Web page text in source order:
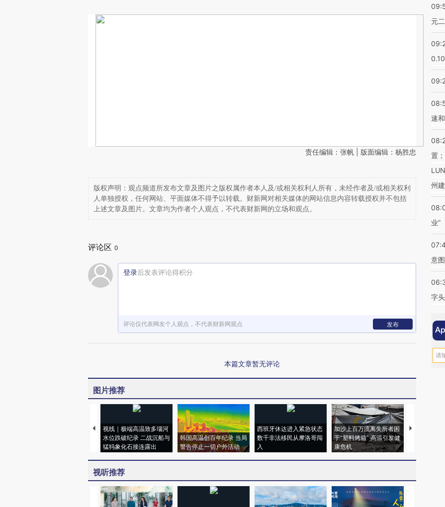
责任编辑：张帆 | 版面编辑：杨胜忠
版权声明：观点频道所发布文章及图片之版权属作者本人及/或相关权利人所有，未经作者及/或相关权利
人单独授权，任何网站、平面媒体不得予以转载。财新网对相关媒体的网站信息内容转载授权并不包括
上述文章及图片。文章均为作者个人观点，不代表财新网的立场和观点。
评论区 0
登录后发表评论得积分
评论仅代表网友个人观点，不代表财新网观点 发布
本篇文章暂无评论
图片推荐
视线｜极端高温致多瑙河
水位跌破纪录 二战沉船与
猛犸象化石接连露出
韩国高温创百年纪录 当局
警告停止一切户外活动
西班牙休达进入紧急状态
数千非法移民从摩洛哥闯
入
加沙上百万流离失所者困
于“塑料烤箱” 高温引发健
康危机
视线｜
视听推荐
元
速
置
州
业”
意
字头